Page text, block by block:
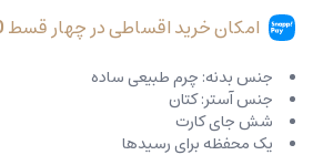
امکان خرید اقساطی در چهار قسط
جنس بدنه: چرم طبیعی ساده
جنس آستر: کتان
شش جای کارت
یک محفظه برای رسیدها